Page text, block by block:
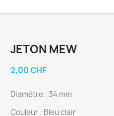
JETON MEW
2,00 CHF
Diamètre : 34 mm
Couleur : Bleu clair